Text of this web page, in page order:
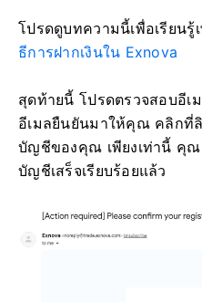
โปรดดูบทความนี้เพื่อเรียนรู้
ธีการฝากเงินใน Exnova
สุดท้ายนี้ โปรดตรวจสอบอีเ
อีเมลยืนยันมาให้คุณ คลิกที่ลิ
บัญชีของคุณ เพียงเท่านี้ คุณ
บัญชีเสร็จเรียบร้อยแล้ว